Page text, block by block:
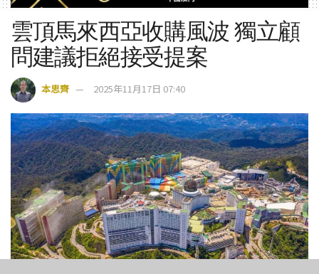
雲頂馬來西亞收購風波 獨立顧
問建議拒絕接受提案
本思齊 2025年11月17日 07:40